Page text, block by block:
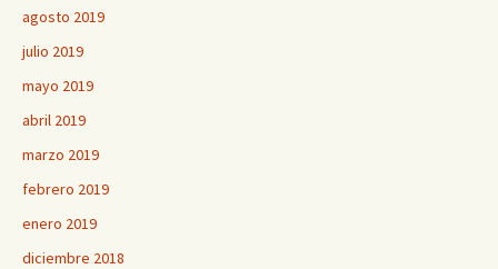
agosto 2019
julio 2019
mayo 2019
abril 2019
marzo 2019
febrero 2019
enero 2019
diciembre 2018